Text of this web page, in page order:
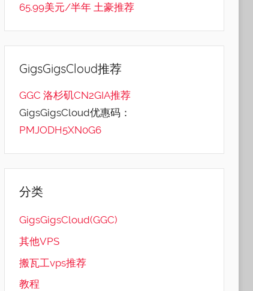
65.99美元/半年 土豪推荐
GigsGigsCloud推荐
GGC 洛杉矶CN2GIA推荐
GigsGigsCloud优惠码：
PMJODH5XN0G6
分类
GigsGigsCloud(GGC)
其他VPS
搬瓦工vps推荐
教程